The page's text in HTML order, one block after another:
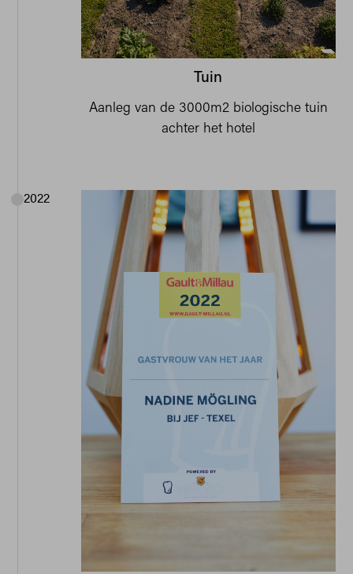
Tuin
Aanleg van de 3000m2 biologische tuin
achter het hotel
2022